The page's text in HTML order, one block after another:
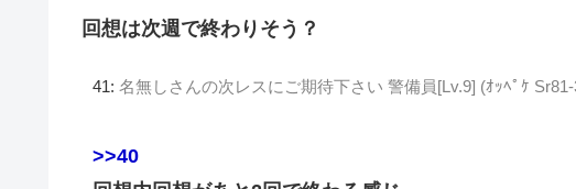
回想は次週で終わりそう？
41: 名無しさんの次レスにご期待下さい 警備員[Lv.9] (ｵｯﾍﾟｹ
>>40